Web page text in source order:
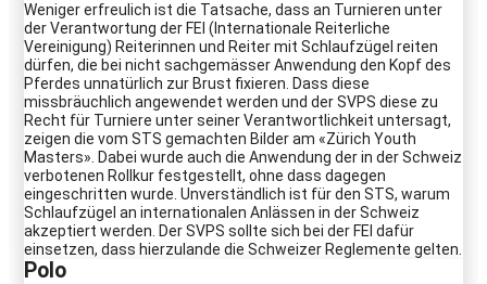
Weniger erfreulich ist die Tatsache, dass an Turnieren unter
der Verantwortung der FEI (Internationale Reiterliche
Vereinigung) Reiterinnen und Reiter mit Schlaufzügel reiten
dürfen, die bei nicht sachgemässer Anwendung den Kopf des
Pferdes unnatürlich zur Brust fixieren. Dass diese
missbräuchlich angewendet werden und der SVPS diese zu
Recht für Turniere unter seiner Verantwortlichkeit untersagt,
zeigen die vom STS gemachten Bilder am «Zürich Youth
Masters». Dabei wurde auch die Anwendung der in der Schweiz
verbotenen Rollkur festgestellt, ohne dass dagegen
eingeschritten wurde. Unverständlich ist für den STS, warum
Schlaufzügel an internationalen Anlässen in der Schweiz
akzeptiert werden. Der SVPS sollte sich bei der FEI dafür
einsetzen, dass hierzulande die Schweizer Reglemente gelten.
Polo